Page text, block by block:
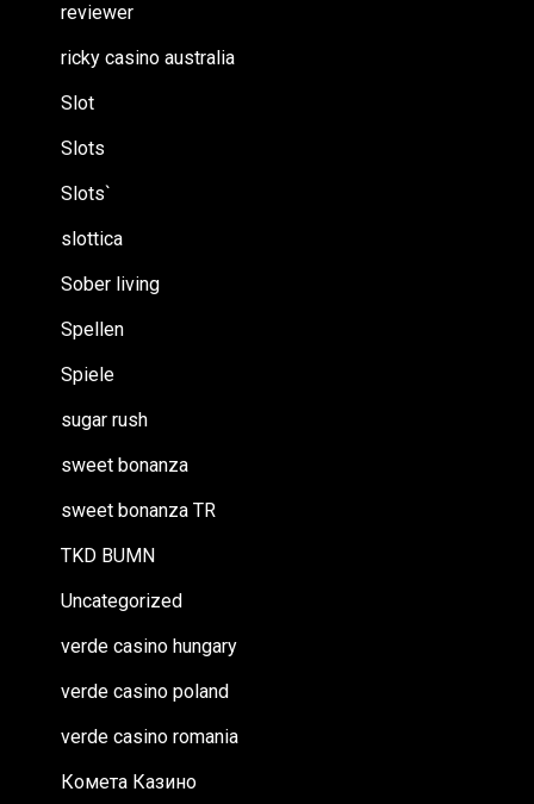
reviewer
ricky casino australia
Slot
Slots
Slots`
slottica
Sober living
Spellen
Spiele
sugar rush
sweet bonanza
sweet bonanza TR
TKD BUMN
Uncategorized
verde casino hungary
verde casino poland
verde casino romania
Комета Казино